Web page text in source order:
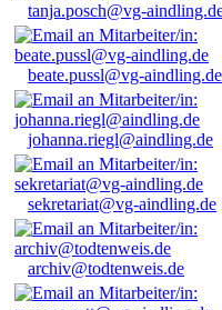
tanja.posch@vg-
beate.pussl@vg-aindling.de
johanna.riegl@aindling.de
sekretariat@vg-aindling.de
archiv@todtenweis.de